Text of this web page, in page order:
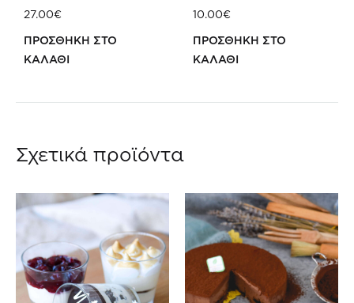
27.00€
ΠΡΟΣΘΗΚΗ ΣΤΟ
ΚΑΛΑΘΙ
10.00€
ΠΡΟΣΘΗΚΗ ΣΤΟ
ΚΑΛΑΘΙ
Σχετικά προϊόντα